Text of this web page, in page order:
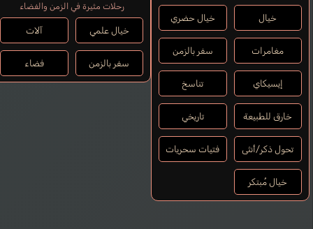
Lopes Guilherme
برتغالي
Ende Albert
Yasumoto Hiroki
خيال خيال حضري
مغامرات سفر بالزمن
إيسيكاي تناسخ
خارق للطبيعة تاريخي
تحول ذكر/أنثى فتيات سحريات
خيال مُبتكر
رحلات مثيرة في الزمن والفضاء
خيال علمي آلات
سفر بالزمن فضاء